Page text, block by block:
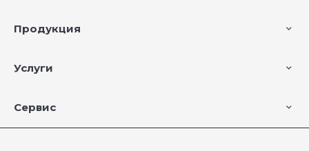
Продукция
Услуги
Сервис